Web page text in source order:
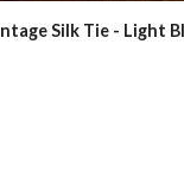
Silk Tie - Light